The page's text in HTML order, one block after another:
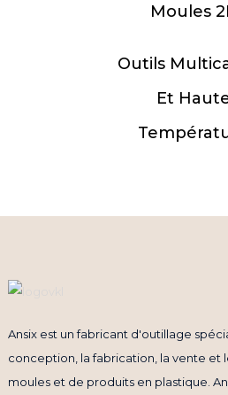
Moules
Outils
Et
Ansix est un fabricant d'outillage
conception, la fabrication, la vente et
moules et de produits en plastique.